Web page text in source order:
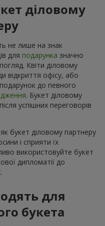
діловому
не лише на знак
для подарунка значно
Квіти діловому
відкриття офісу, або
подарунок до певного
. Букет діловому
успішних переговорів
букет діловому партнеру
і сприяти їх
використовуйте букет
дипломатії до
для
букета